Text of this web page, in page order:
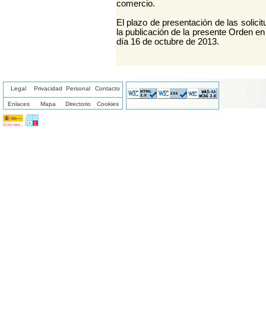
comercio.
El plazo de presentación de las
la publicación de la presente Orden
día 16 de octubre de 2013.
Legal Privacidad Personal Contacto
Enlaces Mapa Directorio Cookies